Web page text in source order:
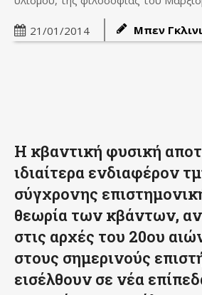
21/01/2014 Μπεν
Η κβαντική φυσική
ιδιαίτερα ενδιαφέρον
σύγχρονης
θεωρία των κβάντων,
στις αρχές του 20ου
στους σημερινούς
εισέλθουν σε νέα